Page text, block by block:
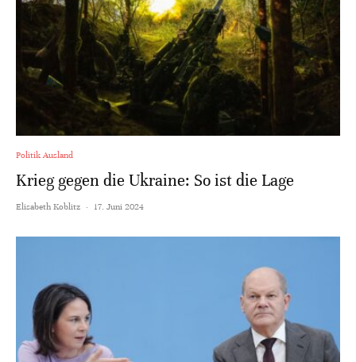
Politik Ausland
Krieg gegen die Ukraine: So ist die Lage
Elisabeth Koblitz · 17. Juni 2024